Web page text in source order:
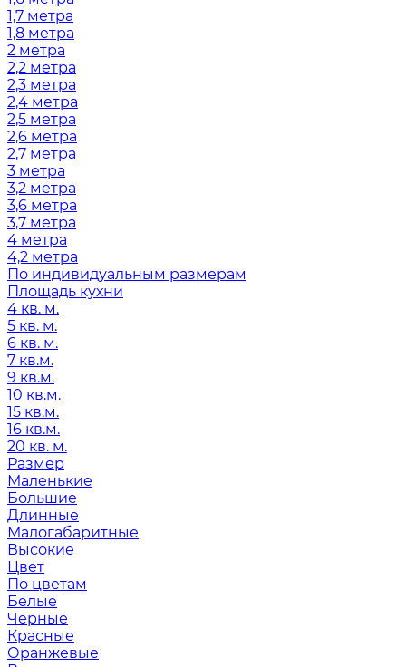
1,7 метра
1,8 метра
2 метра
2,2 метра
2,3 метра
2,4 метра
2,5 метра
2,6 метра
2,7 метра
3 метра
3,2 метра
3,6 метра
3,7 метра
4 метра
4,2 метра
По индивидуальным размерам
Площадь кухни
4 кв. м.
5 кв. м.
6 кв. м.
7 кв.м.
9 кв.м.
10 кв.м.
15 кв.м.
16 кв.м.
20 кв. м.
Размер
Маленькие
Большие
Длинные
Малогабаритные
Высокие
Цвет
По цветам
Белые
Черные
Красные
Оранжевые